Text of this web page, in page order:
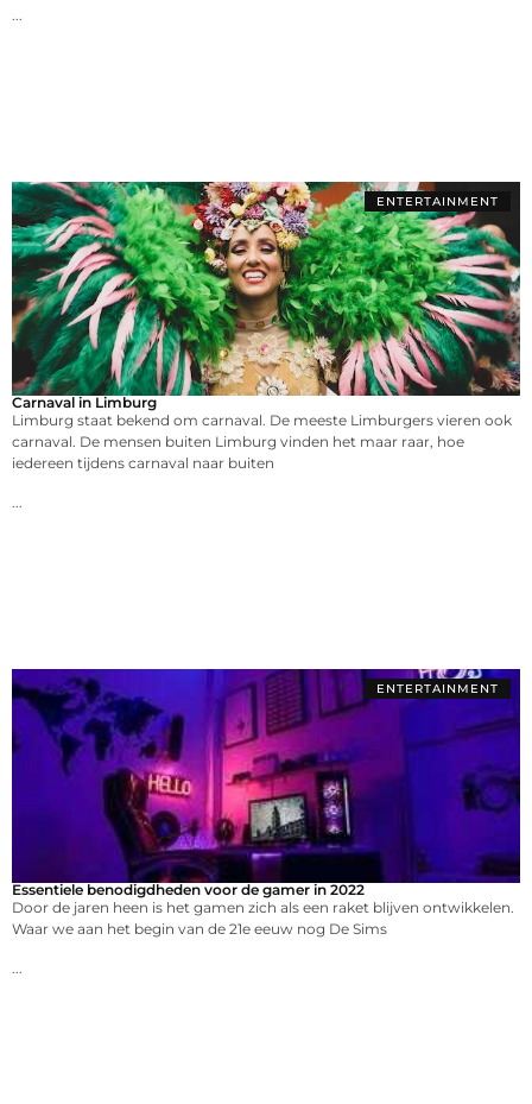
ENTERTAINMENT
Carnaval in Limburg
Limburg staat bekend om carnaval. De meeste Limburgers vieren ook
carnaval. De mensen buiten Limburg vinden het maar raar, hoe
iedereen tijdens carnaval naar buiten
ENTERTAINMENT
Essentiele benodigdheden voor de gamer in 2022
Door de jaren heen is het gamen zich als een raket blijven ontwikkelen.
Waar we aan het begin van de 21e eeuw nog De Sims